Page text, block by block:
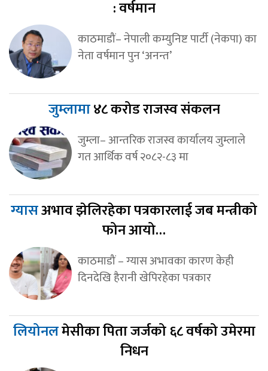
: वर्षमान
काठमाडौं– नेपाली कम्युनिष्ट पार्टी (नेकपा) का
नेता वर्षमान पुन ‘अनन्त’
जुम्लामा४८ करोड राजस्व संकलन
जुम्ला– आन्तरिक राजस्व कार्यालय जुम्लाले
गत आर्थिक वर्ष २०८२-८३ मा
ग्यासअभाव झेलिरहेका पत्रकारलाई जब मन्त्रीको
फोन आयो…
काठमाडौं – ग्यास अभावका कारण केही
दिनदेखि हैरानी खेपिरहेका पत्रकार
लियोनलमेसीका पिता जर्जको ६८ वर्षको उमेरमा
निधन